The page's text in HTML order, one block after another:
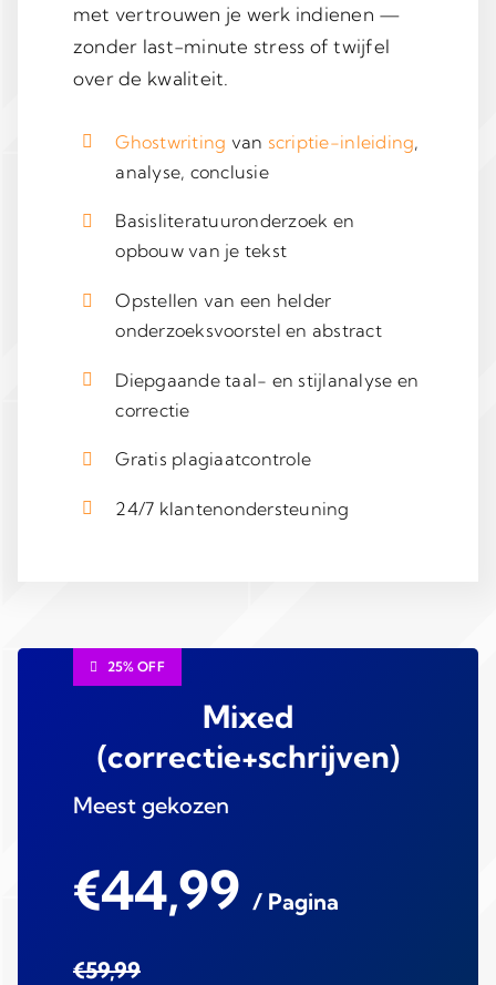
met vertrouwen je werk indienen —
zonder last-minute stress of twijfel
over de kwaliteit.
Ghostwriting van scriptie-inleiding,
analyse, conclusie
Basisliteratuuronderzoek en
opbouw van je tekst
Opstellen van een helder
onderzoeksvoorstel en abstract
Diepgaande taal- en stijlanalyse en
correctie
Gratis plagiaatcontrole
24/7 klantenondersteuning
25% OFF
Mixed
(correctie+schrijven)
Meest gekozen
€44,99 / Pagina
€59,99